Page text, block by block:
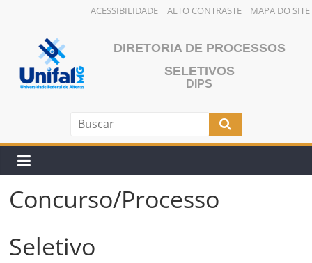
ACESSIBILIDADE ALTO CONTRASTE MAPA DO SITE
conteúdo
DIRETORIA DE PROCESSOS
SELETIVOS
DIPS
Concurso/Processo
Seletivo